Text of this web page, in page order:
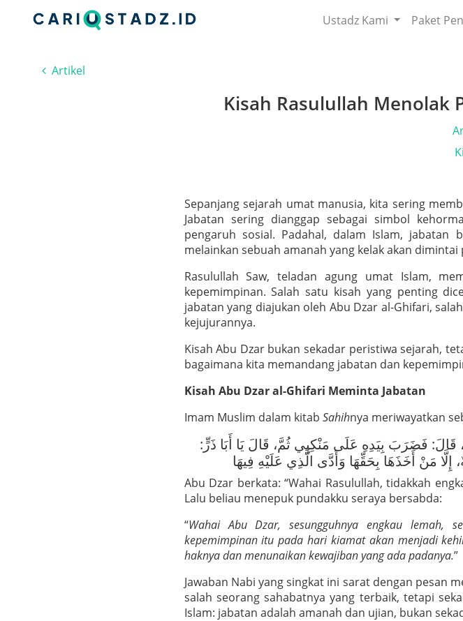
Ustadz Kami Paket
Artikel
Kisah Rasulullah Menolak
Sepanjang sejarah umat manusia, kita sering
Jabatan sering dianggap sebagai simbol
pengaruh sosial. Padahal, dalam Islam, jabatan
melainkan sebuah amanah yang kelak akan
Rasulullah Saw, teladan agung umat Islam,
kepemimpinan. Salah satu kisah yang penting
jabatan yang diajukan oleh Abu Dzar al-Ghifari,
kejujurannya.
Kisah Abu Dzar bukan sekadar peristiwa sejarah,
bagaimana kita memandang jabatan dan
Kisah Abu Dzar al-Ghifari Meminta Jabatan
Imam Muslim dalam kitab Sahihnya meriwayatkan
قَالَ: فَضَرَبَ بِيَدِهِ عَلَى مَنْكِبِي ثُمَّ، قَالَ يَا أَبَا ذَرٍّ:
إِلَّا مَنْ أَخَذَهَا بِحَقِّهَا وَأَدَّى الَّذِي عَلَيْهِ فِيهَا
Abu Dzar berkata: “Wahai Rasulullah, tidakkah
Lalu beliau menepuk pundakku seraya bersabda:
“Wahai Abu Dzar, sesungguhnya engkau lemah,
kepemimpinan itu pada hari kiamat akan menjadi
haknya dan menunaikan kewajiban yang ada padanya.”
Jawaban Nabi yang singkat ini sarat dengan pesan
salah seorang sahabatnya yang terbaik, tetapi
Islam: jabatan adalah amanah dan ujian, bukan